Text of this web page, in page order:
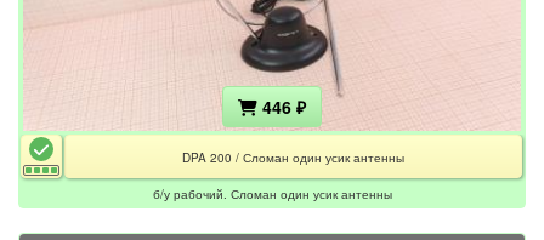
446 ₽
DPA 200 / Сломан один усик антенны
б/у рабочий. Сломан один усик антенны